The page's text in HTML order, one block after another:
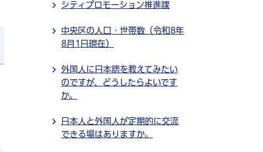
シティプロモーション推進課
中央区の人口・世帯数（令和8年
8月1日現在）
外国人に日本語を教えてみたい
のですが、どうしたらよいです
か。
日本人と外国人が定期的に交流
できる場はありますか。